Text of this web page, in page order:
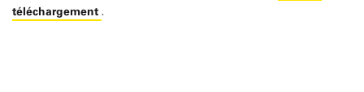
téléchargement.